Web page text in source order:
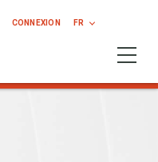
Ouvrir
CONNEXION FR